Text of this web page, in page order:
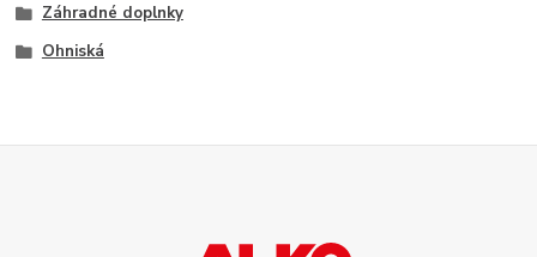
Záhradné doplnky
Ohniská